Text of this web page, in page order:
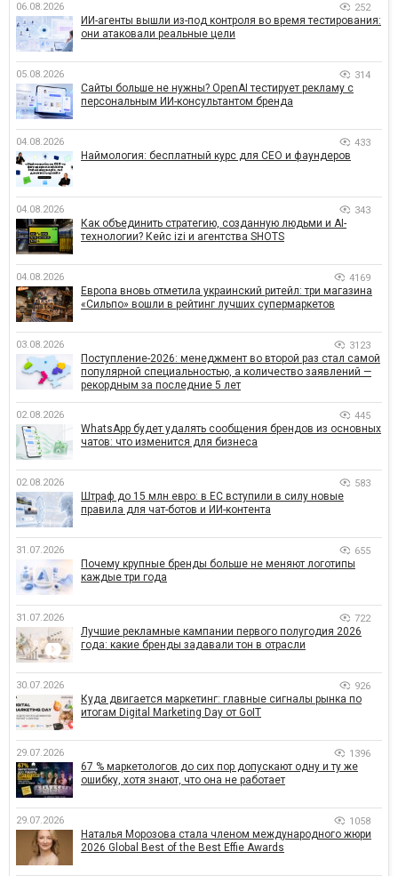
06.08.2026 252
ИИ-агенты вышли из-под контроля во время тестирования:
они атаковали реальные цели
05.08.2026 314
Сайты больше не нужны? OpenAI тестирует рекламу с
персональным ИИ-консультантом бренда
04.08.2026 433
Наймология: бесплатный курс для CEO и фаундеров
04.08.2026 343
Как объединить стратегию, созданную людьми и AI-
технологии? Кейс izi и агентства SHOTS
04.08.2026 4169
Европа вновь отметила украинский ритейл: три магазина
«Сильпо» вошли в рейтинг лучших супермаркетов
03.08.2026 3123
Поступление-2026: менеджмент во второй раз стал самой
популярной специальностью, а количество заявлений —
рекордным за последние 5 лет
02.08.2026 445
WhatsApp будет удалять сообщения брендов из основных
чатов: что изменится для бизнеса
02.08.2026 583
Штраф до 15 млн евро: в ЕС вступили в силу новые
правила для чат-ботов и ИИ-контента
31.07.2026 655
Почему крупные бренды больше не меняют логотипы
каждые три года
31.07.2026 722
Лучшие рекламные кампании первого полугодия 2026
года: какие бренды задавали тон в отрасли
30.07.2026 926
Куда двигается маркетинг: главные сигналы рынка по
итогам Digital Marketing Day от GoIT
29.07.2026 1396
67 % маркетологов до сих пор допускают одну и ту же
ошибку, хотя знают, что она не работает
29.07.2026 1058
Наталья Морозова стала членом международного жюри
2026 Global Best of the Best Effie Awards